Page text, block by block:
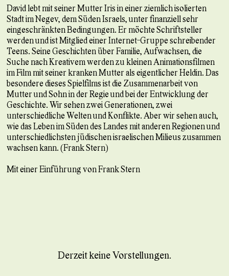
Derzeit keine Vorstellungen.
David lebt mit seiner Mutter Iris in einer ziemlich isolierten
Stadt im Negev, dem Süden Israels, unter finanziell sehr
eingeschränkten Bedingungen. Er möchte Schriftsteller
werden und ist Mitglied einer Internet-Gruppe schreibender
Teens. Seine Geschichten über Familie, Aufwachsen, die
Suche nach Kreativem werden zu kleinen Animationsfilmen
im Film mit seiner kranken Mutter als eigentlicher Heldin. Das
besondere dieses Spielfilms ist die Zusammenarbeit von
Mutter und Sohn in der Regie und bei der Entwicklung der
Geschichte. Wir sehen zwei Generationen, zwei
unterschiedliche Welten und Konflikte. Aber wir sehen auch,
wie das Leben im Süden des Landes mit anderen Regionen und
unterschiedlichsten jüdischen israelischen Milieus zusammen
wachsen kann. (Frank Stern)
Mit einer Einführung von Frank Stern